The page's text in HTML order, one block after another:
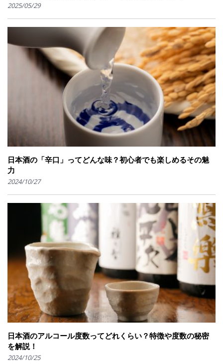
2025/05/29
日本酒の「辛口」ってどんな味？初心者でも楽しめるその魅
力
2024/10/27
日本酒のアルコール度数ってどれくらい？特徴や度数の秘密
を解説！
2024/10/25